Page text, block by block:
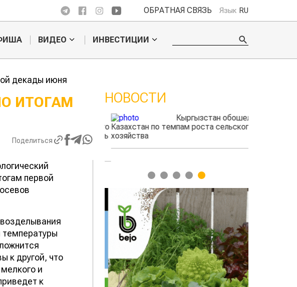
ОБРАТНАЯ СВЯЗЬ Язык RU
ВИДЕО ИНВЕСТИЦИИ
декады июня
ИТОГАМ
Поделиться
первой
к другой, что
и
к
НОВОСТИ
жука будут выжигать
лазером
Кыргызстан обошел
Казахстан по темпам роста сельского
хозяйства
1 2 3 4 5